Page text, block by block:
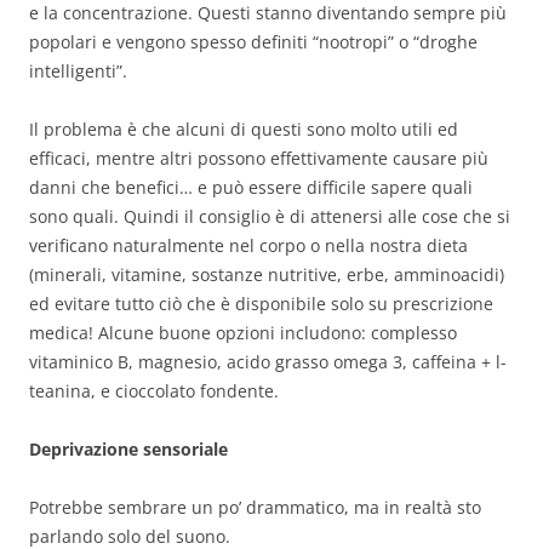
e la concentrazione. Questi stanno diventando sempre più
popolari e vengono spesso definiti “nootropi” o “droghe
intelligenti”.
Il problema è che alcuni di questi sono molto utili ed
efficaci, mentre altri possono effettivamente causare più
danni che benefici… e può essere difficile sapere quali
sono quali. Quindi il consiglio è di attenersi alle cose che si
verificano naturalmente nel corpo o nella nostra dieta
(minerali, vitamine, sostanze nutritive, erbe, amminoacidi)
ed evitare tutto ciò che è disponibile solo su prescrizione
medica! Alcune buone opzioni includono: complesso
vitaminico B, magnesio, acido grasso omega 3, caffeina + l-
teanina, e cioccolato fondente.
Deprivazione sensoriale
Potrebbe sembrare un po’ drammatico, ma in realtà sto
parlando solo del suono.